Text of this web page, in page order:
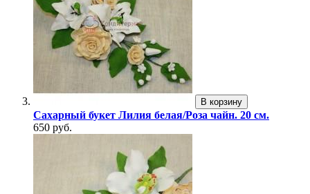
В корзину
Сахарный букет Лилия белая/Роза чайн. 20 см.
650 руб.